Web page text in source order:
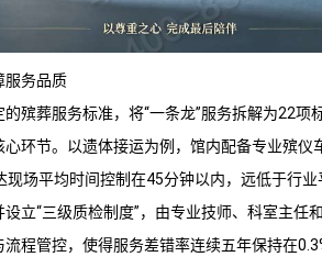
服务品质
殡葬服务标准，将“一条龙”服务拆解为22项
环节。以遗体接运为例，馆内配备专业殡仪
场平均时间控制在45分钟以内，远低于行
立“三级质检制度”，由专业技师、科室主任
程管控，使得服务差错率连续五年保持在